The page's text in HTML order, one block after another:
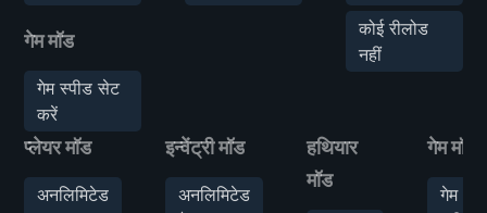
गेम मॉड
गेम स्पीड सेट
करें
कोई रीलोड
नहीं
प्लेयर मॉड
अनलिमिटेड
इन्वेंट्री मॉड
अनलिमिटेड
हथियार
मॉड
गेम मॉड
गेम